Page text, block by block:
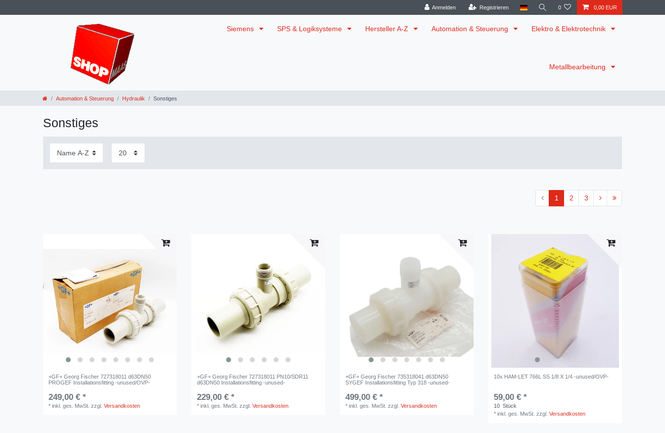
Anmelden Registrieren 0 0,00 EUR
Siemens SPS & Logiksysteme Hersteller A-Z Automation & Steuerung Elektro & Elektrotechnik
Metallbearbeitung
Automation & Steuerung Hydraulik Sonstiges
Sonstiges
1 2 3
+GF+ Georg Fischer 727318011 d63DN50
PROGEF Installationsfitting -unused/OVP-
249,00 € *
*inkl. ges. MwSt. zzgl.Versandkosten
+GF+ Georg Fischer 727318011 PN10/SDR11
d63DN50 Installationsfitting -unused-
229,00 € *
*inkl. ges. MwSt. zzgl.Versandkosten
+GF+ Georg Fischer 735318041 d63DN50
SYGEF Installationsfitting Typ 318 -unused-
499,00 € *
*inkl. ges. MwSt. zzgl.Versandkosten
10x HAM-LET 766L SS 1/8 X 1/4 -unused/OVP-
59,00 € *
10 Stück
*inkl. ges. MwSt. zzgl.Versandkosten